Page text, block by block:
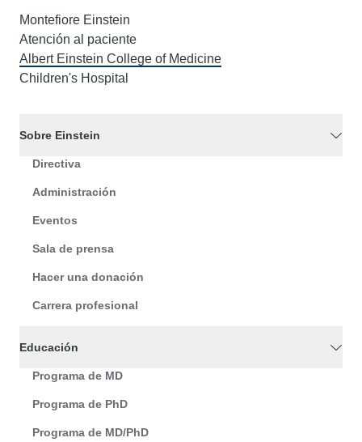
Montefiore Einstein
Atención al paciente
Albert Einstein College of Medicine
Children's Hospital
Sobre Einstein
Directiva
Administración
Eventos
Sala de prensa
Hacer una donación
Carrera profesional
Educación
Programa de MD
Programa de PhD
Programa de MD/PhD